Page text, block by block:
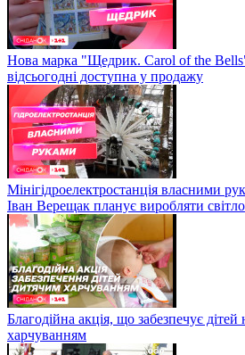
Нова марка "Щедрик. Carol of the
відсьогодні доступна у продажу
Мінігідроелектростанція власними
Іван Верещак планує виробляти світло
Благодійна акція, що забезпечує
харчуванням